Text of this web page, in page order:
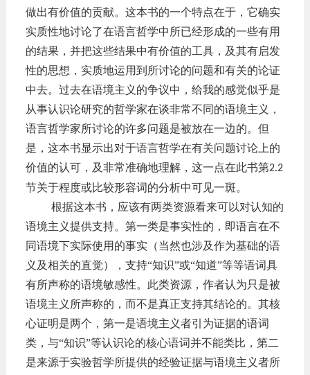
做出有价值的贡献。这本书的一个特点在于，它确实
实质性地讨论了在语言哲学中所已经形成的一些有用
的结果，并把这些结果中有价值的工具，及其有启发
性的思想，实质地运用到所讨论的问题和有关的论证
中去。过去在语境主义的争议中，给我的感觉似乎是
从事认识论研究的哲学家在谈非常不同的语境主义，
语言哲学家所讨论的许多问题是被放在一边的。但
是，这本书显示出对于语言哲学在有关问题讨论上的
价值的认可，及非常准确地理解，这一点在此书第2.2
节关于程度或比较形容词的分析中可见一斑。
根据这本书，应该有两类资源看来可以对认知的
语境主义提供支持。第一类是事实性的，即语言在不
同语境下实际使用的事实（当然也涉及作为基础的语
义及相关的直觉），支持“知识”或“知道”等等语词具
有所声称的语境敏感性。此类资源，作者认为只是被
语境主义所声称的，而不是真正支持其结论的。其核
心证明是两个，第一是语境主义者引为证据的语词
类，与“知识”等认识论的核心语词并不能类比，第二
是来源于实验哲学所提供的经验证据与语境主义者所